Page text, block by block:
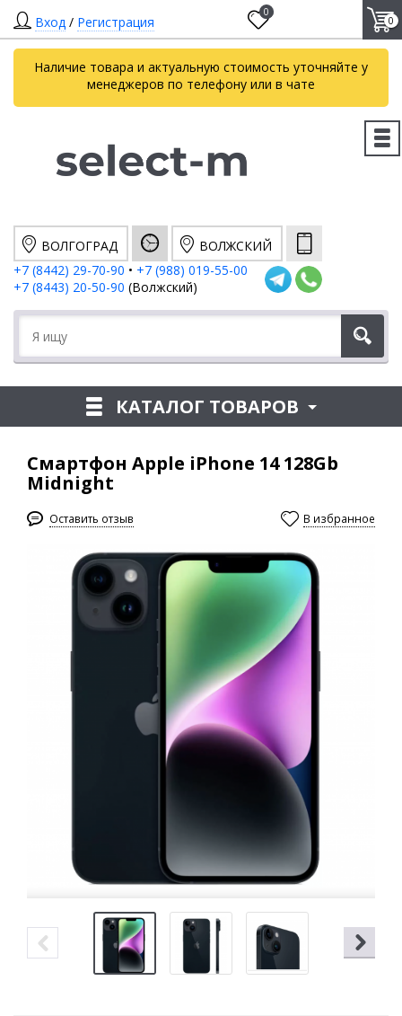
Вход / Регистрация
0
0
Наличие товара и актуальную стоимость уточняйте у
менеджеров по телефону или в чате
ВОЛГОГРАД
ВОЛЖСКИЙ
+7 (8442) 29-70-90 • +7 (988) 019-55-00
+7 (8443) 20-50-90 (Волжский)
КАТАЛОГ ТОВАРОВ
Смартфон Apple iPhone 14 128Gb
Midnight
Оставить отзыв В избранное